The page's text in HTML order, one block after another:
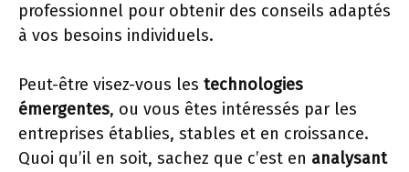
professionnel pour obtenir des conseils adaptés
à vos besoins individuels.
Peut-être visez-vous les technologies
émergentes, ou vous êtes intéressés par les
entreprises établies, stables et en croissance.
Quoi qu’il en soit, sachez que c’est en analysant